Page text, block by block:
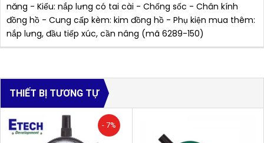
năng - Kiểu: nắp lưng có tai cài - Chống sốc - Chân kính
đồng hồ - Cung cấp kèm: kim đồng hồ - Phụ kiện mua thêm:
nắp lưng, đầu tiếp xúc, cần nâng (mã 6289-150)
THIẾT BỊ TƯƠNG TỰ
- 7%